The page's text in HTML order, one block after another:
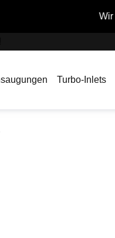
Wir befinden uns
Turbo-Inlets